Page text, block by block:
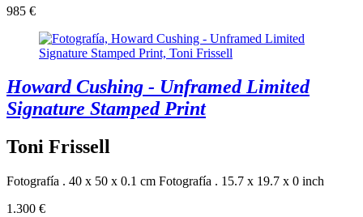
985 €
Howard Cushing - Unframed Limited
Signature Stamped Print
Toni Frissell
Fotografía . 40 x 50 x 0.1 cm Fotografía . 15.7 x 19.7 x 0 inch
1.300 €